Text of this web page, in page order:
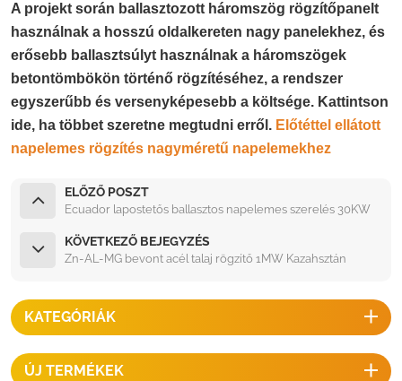
A projekt során ballasztozott háromszög rögzítőpanelt
használnak a hosszú oldalkereten nagy panelekhez, és
erősebb ballasztsúlyt használnak a háromszögek
betontömbökön történő rögzítéséhez, a rendszer
egyszerűbb és versenyképesebb a költsége. Kattintson
ide, ha többet szeretne megtudni erről. Előtéttel ellátott
napelemes rögzítés nagyméretű napelemekhez
ELŐZŐ POSZT
Ecuador lapostetős ballasztos napelemes szerelés 30KW
KÖVETKEZŐ BEJEGYZÉS
Zn-AL-MG bevont acél talaj rögzítő 1MW Kazahsztán
KATEGÓRIÁK
ÚJ TERMÉKEK